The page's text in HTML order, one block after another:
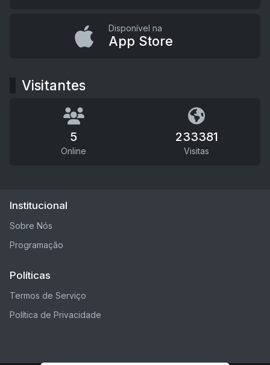
Disponível na
App Store
Visitantes
5
Online
233381
Visitas
Institucional
Sobre Nós
Programação
Políticas
Termos de Serviço
Política de Privacidade